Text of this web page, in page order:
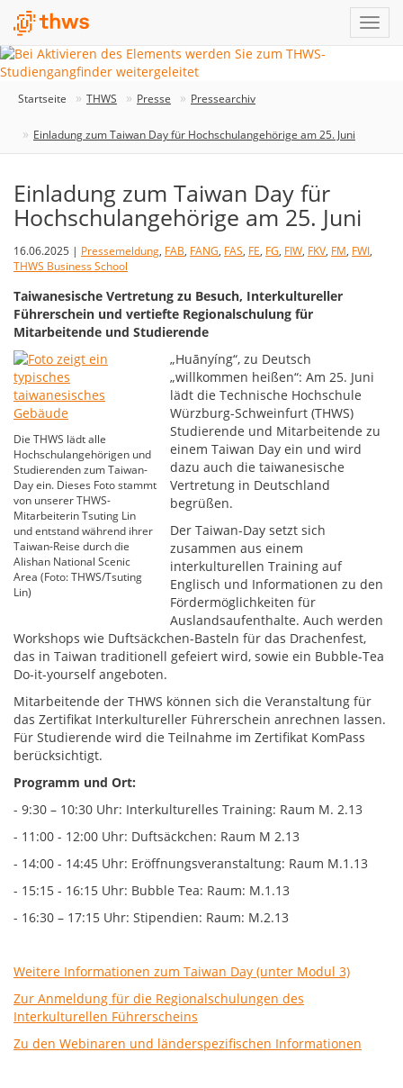
Startseite THWS Presse Pressearchiv
Einladung zum Taiwan Day für Hochschulangehörige am 25. Juni
Einladung zum Taiwan Day für
Hochschulangehörige am 25. Juni
16.06.2025 | Pressemeldung, FAB, FANG, FAS, FE, FG, FIW, FKV, FM, FWI,
THWS Business School
Taiwanesische Vertretung zu Besuch, Interkultureller
Führerschein und vertiefte Regionalschulung für
Mitarbeitende und Studierende
Die THWS lädt alle
Hochschulangehörigen und
Studierenden zum Taiwan-
Day ein. Dieses Foto stammt
von unserer THWS-
Mitarbeiterin Tsuting Lin
und entstand während ihrer
Taiwan-Reise durch die
Alishan National Scenic
Area (Foto: THWS/Tsuting
Lin)
„Huānyíng“, zu Deutsch
„willkommen heißen“: Am 25. Juni
lädt die Technische Hochschule
Würzburg-Schweinfurt (THWS)
Studierende und Mitarbeitende zu
einem Taiwan Day ein und wird
dazu auch die taiwanesische
Vertretung in Deutschland
begrüßen.
Der Taiwan-Day setzt sich
zusammen aus einem
interkulturellen Training auf
Englisch und Informationen zu den
Fördermöglichkeiten für
Auslandsaufenthalte. Auch werden
Workshops wie Duftsäckchen-Basteln für das Drachenfest,
das in Taiwan traditionell gefeiert wird, sowie ein Bubble-Tea
Do-it-yourself angeboten.
Mitarbeitende der THWS können sich die Veranstaltung für
das Zertifikat Interkultureller Führerschein anrechnen lassen.
Für Studierende wird die Teilnahme im Zertifikat KomPass
berücksichtigt.
Programm und Ort:
- 9:30 – 10:30 Uhr: Interkulturelles Training: Raum M. 2.13
- 11:00 - 12:00 Uhr: Duftsäckchen: Raum M 2.13
- 14:00 - 14:45 Uhr: Eröffnungsveranstaltung: Raum M.1.13
- 15:15 - 16:15 Uhr: Bubble Tea: Raum: M.1.13
- 16:30 – 17:15 Uhr: Stipendien: Raum: M.2.13
Weitere Informationen zum Taiwan Day (unter Modul 3)
Zur Anmeldung für die Regionalschulungen des
Interkulturellen Führerscheins
Zu den Webinaren und länderspezifischen Informationen